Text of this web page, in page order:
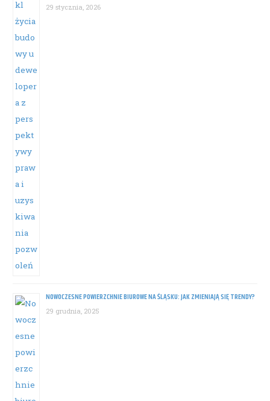
29 stycznia, 2026
NOWOCZESNE POWIERZCHNIE BIUROWE NA ŚLĄSKU: JAK ZMIENIAJĄ SIĘ TRENDY?
29 grudnia, 2025